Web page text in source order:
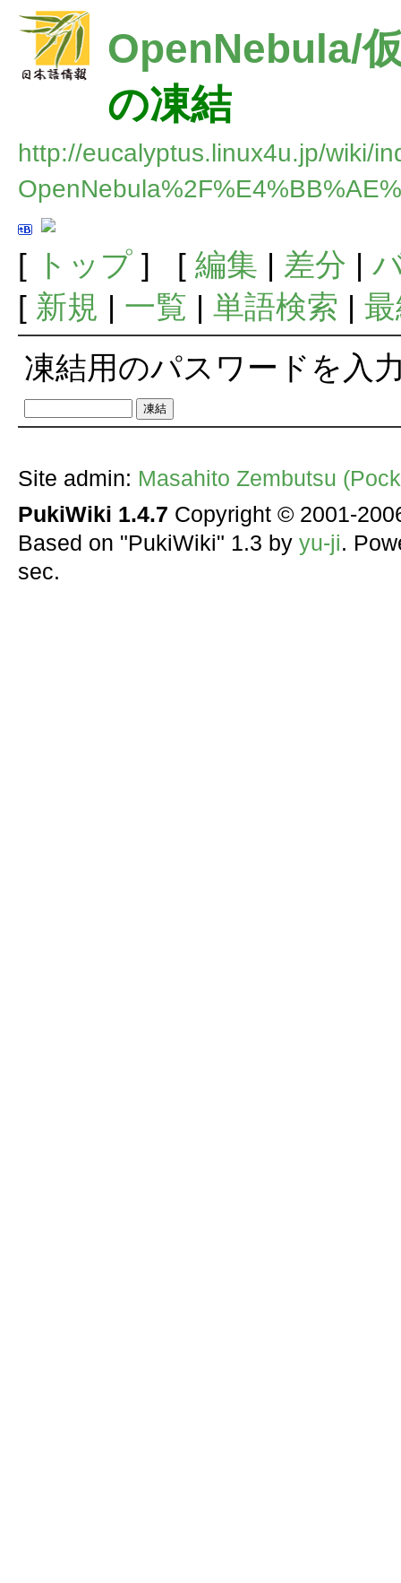
OpenNebula/
の凍結
http://eucalyptus.linux4u.jp/wiki/
[ トップ] [ 編集 | 差分 |
[ 新規 | 一覧 | 単語検索 |
凍結用のパスワードを入
Site admin: Masahito Zembutsu
PukiWiki 1.4.7 Copyright © 2001-
Based on "PukiWiki" 1.3 by yu-ji.
sec.